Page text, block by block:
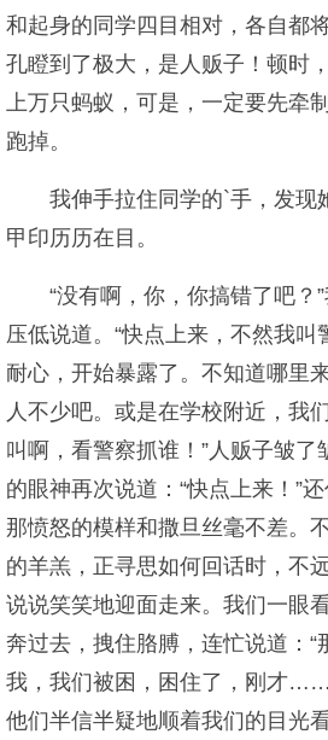
和起身的同学四目相对，各自都
孔瞪到了极大，是人贩子！顿时
上万只蚂蚁，可是，一定要先牵
跑掉。
我伸手拉住同学的`手，发现
甲印历历在目。
“没有啊，你，你搞错了吧？
压低说道。“快点上来，不然我叫
耐心，开始暴露了。不知道哪里
人不少吧。或是在学校附近，我
叫啊，看警察抓谁！”人贩子皱了
的眼神再次说道：“快点上来！”
那愤怒的模样和撒旦丝毫不差。
的羊羔，正寻思如何回话时，不
说说笑笑地迎面走来。我们一眼
奔过去，拽住胳膊，连忙说道：“
我，我们被困，困住了，刚才
他们半信半疑地顺着我们的目光